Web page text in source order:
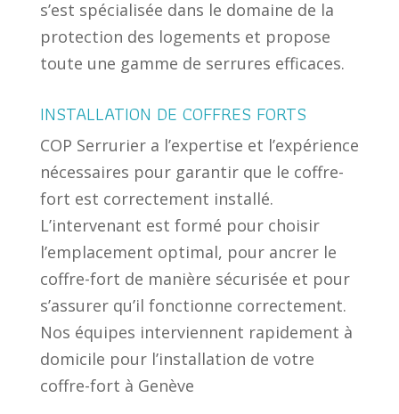
s’est spécialisée dans le domaine de la
protection des logements et propose
toute une gamme de serrures efficaces.
INSTALLATION DE COFFRES FORTS
COP Serrurier a l’expertise et l’expérience
nécessaires pour garantir que le coffre-
fort est correctement installé.
L’intervenant est formé pour choisir
l’emplacement optimal, pour ancrer le
coffre-fort de manière sécurisée et pour
s’assurer qu’il fonctionne correctement.
Nos équipes interviennent rapidement à
domicile pour l’installation de votre
coffre-fort à Genève